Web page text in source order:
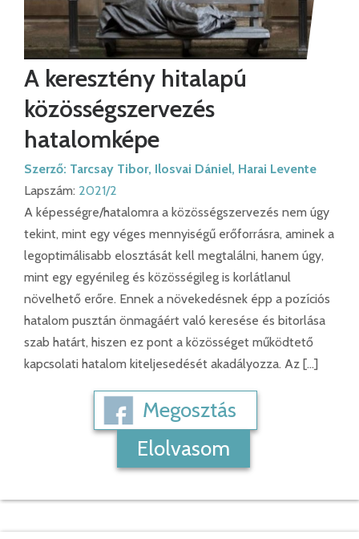
A keresztény hitalapú
közösségszervezés
hatalomképe
Szerző: Tarcsay Tibor, Ilosvai Dániel, Harai Levente
Lapszám: 2021/2
A képességre/hatalomra a közösségszervezés nem úgy
tekint, mint egy véges mennyiségű erőforrásra, aminek a
legoptimálisabb elosztását kell megtalálni, hanem úgy,
mint egy egyénileg és közösségileg is korlátlanul
növelhető erőre. Ennek a növekedésnek épp a pozíciós
hatalom pusztán önmagáért való keresése és bitorlása
szab határt, hiszen ez pont a közösséget működtető
kapcsolati hatalom kiteljesedését akadályozza. Az […]
Megosztás
Elolvasom